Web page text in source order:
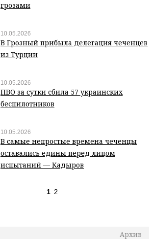
Архив
грозами
10.05.2026
В Грозный прибыла делегация чеченцев
из Турции
10.05.2026
ПВО за сутки сбила 57 украинских
беспилотников
10.05.2026
В самые непростые времена чеченцы
оставались едины перед лицом
испытаний — Кадыров
1 2